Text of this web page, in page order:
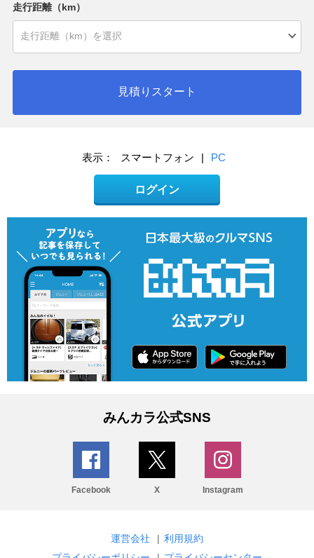
走行距離（km）
見積りスタート
表示： スマートフォン | PC
ログイン
みんカラ公式SNS
Facebook X Instagram
運営会社 | 利用規約